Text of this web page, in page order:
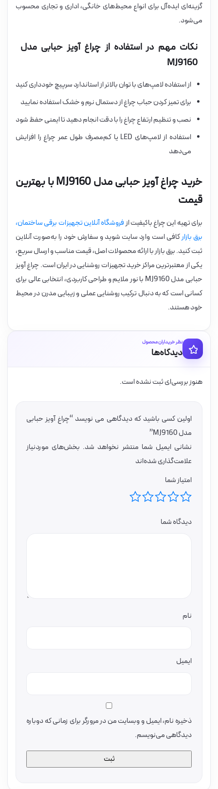
گزینه‌ای ایده‌آل برای انواع محیط‌های خانگی، اداری و تجاری محسوب
می‌شود.
نکات مهم در استفاده از چراغ آویز حبابی مدل
MJ9160
از استفاده لامپ‌های با توان بالاتر از استاندارد سرپیچ خودداری کنید
برای تمیز کردن حباب چراغ از دستمال نرم و خشک استفاده نمایید
نصب و تنظیم ارتفاع چراغ را با دقت انجام دهید تا ایمنی حفظ شود
استفاده از لامپ‌های LED یا کم‌مصرف طول عمر چراغ را افزایش
می‌دهد
خرید چراغ آویز حبابی مدل MJ9160 با بهترین
قیمت
برای تهیه این چراغ باکیفیت ازفروشگاه آنلاین تجهیزات برقی ساختمان،
برق بازارکافی است وارد سایت شوید و سفارش خود را به‌صورت آنلاین
ثبت کنید. برق بازار با ارائه محصولات اصل، قیمت مناسب و ارسال سریع،
یکی از معتبرترین مراکز خرید تجهیزات روشنایی در ایران است. چراغ آویز
حبابی مدل MJ9160 با نور ملایم و طراحی کاربردی، انتخابی عالی برای
کسانی است که به دنبال ترکیب روشنایی عملی و زیبایی مدرن در محیط
خود هستند.
نظر خریداران محصول
دیدگاه‌ها
هنوز بررسی‌ای ثبت نشده است.
اولین کسی باشید که دیدگاهی می نویسد “چراغ آویز حبابی
مدل MJ9160”
نشانی ایمیل شما منتشر نخواهد شد. بخش‌های موردنیاز
علامت‌گذاری شده‌اند
امتیاز شما
دیدگاه شما
نام
ایمیل
ذخیره نام، ایمیل و وبسایت من در مرورگر برای زمانی که دوباره
دیدگاهی می‌نویسم.